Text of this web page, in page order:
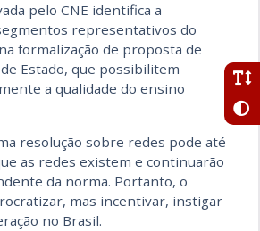
pelo CNE identifica a
representativos do
formalização de proposta de
Estado, que possibilitem
a qualidade do ensino
resolução sobre redes pode até
as redes existem e continuarão
da norma. Portanto, o
mas incentivar, instigar
no Brasil.